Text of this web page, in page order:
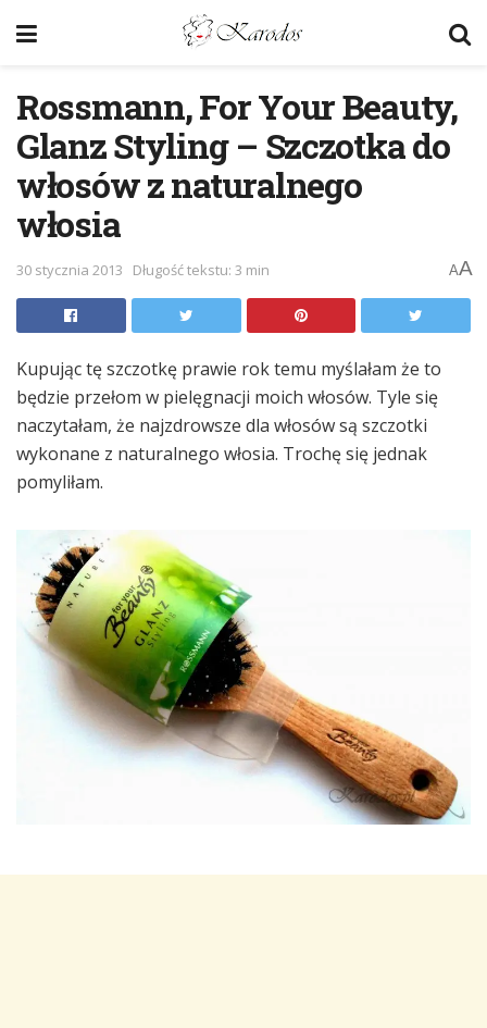
Rossmann, For Your Beauty,
Glanz Styling – Szczotka do
włosów z naturalnego
włosia
30 stycznia 2013 Długość tekstu: 3 min AA
Kupując tę szczotkę prawie rok temu myślałam że to
będzie przełom w pielęgnacji moich włosów. Tyle się
naczytałam, że najzdrowsze dla włosów są szczotki
wykonane z naturalnego włosia. Trochę się jednak
pomyliłam.